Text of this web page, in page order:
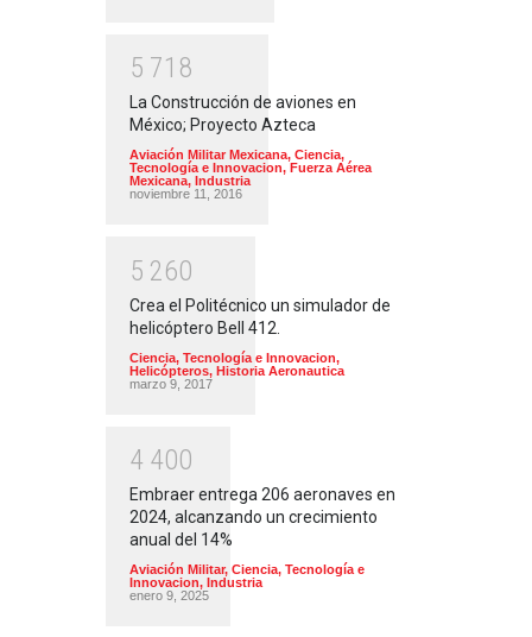
5 71 8
La Construcción de aviones en
México; Proyecto Azteca
Aviación Militar Mexicana, Ciencia,
Tecnología e Innovacion, Fuerza Aérea
Mexicana, Industria
noviembre 11, 2016
5 260
Crea el Politécnico un simulador de
helicóptero Bell 412.
Ciencia, Tecnología e Innovacion,
Helicópteros, Historia Aeronautica
marzo 9, 2017
4 400
Embraer entrega 206 aeronaves en
2024, alcanzando un crecimiento
anual del 14%
Aviación Militar, Ciencia, Tecnología e
Innovacion, Industria
enero 9, 2025